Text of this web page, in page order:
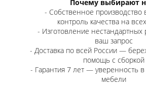
Почему выбирают
- Собственное
контроль качества на
- Изготовление нестандартных
ваш запрос
- Доставка по всей России —
помощь с сборкой
- Гарантия 7 лет — уверенность
мебели